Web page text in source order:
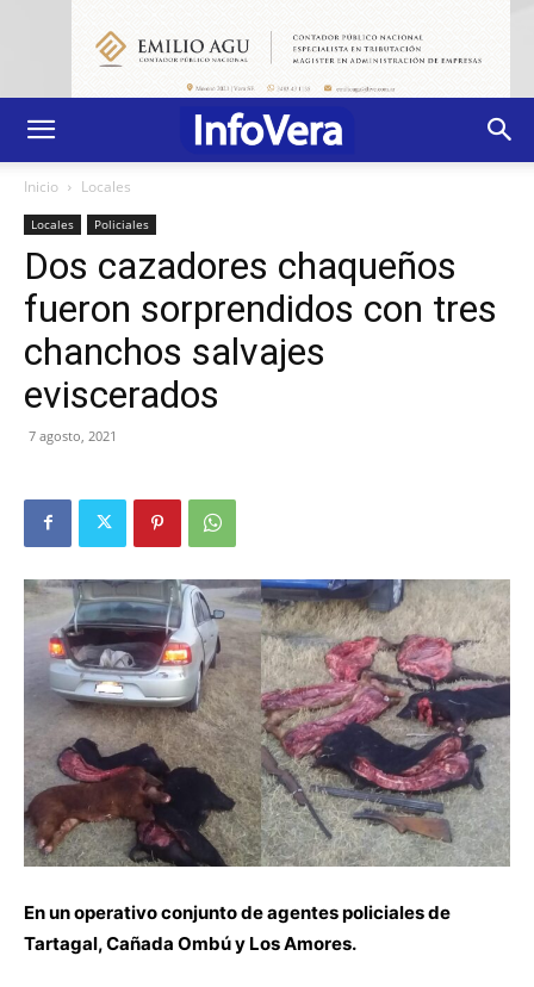
Inicio Locales
Locales Policiales
Dos cazadores chaqueños
fueron sorprendidos con tres
chanchos salvajes
eviscerados
7 agosto, 2021
En un operativo conjunto de agentes policiales de
Tartagal, Cañada Ombú y Los Amores.